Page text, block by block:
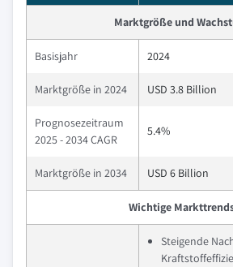
Marktgröße und
Basisjahr 2024
Marktgröße in 2024 USD 3.8 Billion
Prognosezeitraum
2025 - 2034 CAGR
5.4%
Marktgröße in 2034 USD 6 Billion
Wichtige
Steigende